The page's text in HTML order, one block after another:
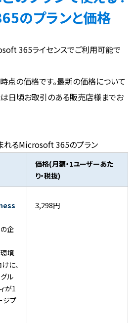
のプランと価格
365ライセンスでご利用可能で
点の価格です。最新の価格について
日頃お取引のある販売店様までお
るMicrosoft 365のプラン
価格(月額・1ユーザーあた
り・税抜)
企
境
に、
ル
が1
ジプ
3,298円